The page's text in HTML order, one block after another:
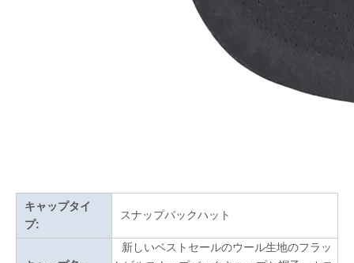
キャップタイ
プ:
スナップバックハット
新しいベストセールのウール生地のフラッ